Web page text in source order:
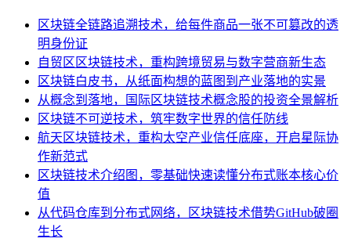
区块链全链路追溯技术，给每件商品一张不可篡改的透
明身份证
自贸区区块链技术，重构跨境贸易与数字营商新生态
区块链白皮书，从纸面构想的蓝图到产业落地的实景
从概念到落地，国际区块链技术概念股的投资全景解析
区块链不可逆技术，筑牢数字世界的信任防线
航天区块链技术，重构太空产业信任底座，开启星际协
作新范式
区块链技术介绍图，零基础快速读懂分布式账本核心价
值
从代码仓库到分布式网络，区块链技术借势GitHub破圈
生长